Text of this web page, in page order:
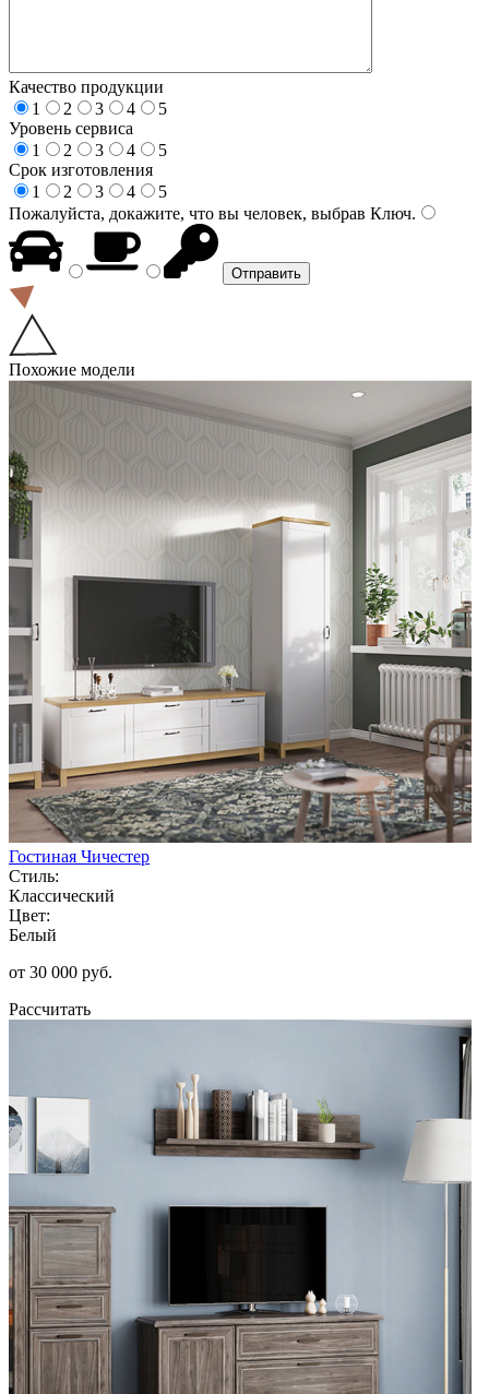
Качество продукции
1
2 3 4
5
Уровень сервиса
1
2 3 4
5
Срок изготовления
1
2 3 4
5
Пожалуйста, докажите, что вы человек, выбрав Ключ.
Похожие модели
Гостиная Чичестер
Стиль:
Классический
Цвет:
Белый
от 30 000 руб.
Рассчитать